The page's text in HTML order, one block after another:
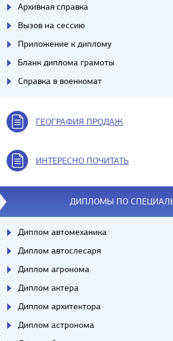
Архивная справка
Вызов на сессию
Приложение к диплому
Бланк диплома грамоты
Справка в военкомат
ГЕОГРАФИЯ ПРОДАЖ
ИНТЕРЕСНО ПОЧИТАТЬ
ДИПЛОМЫ ПО
Диплом автомеханика
Диплом автослесаря
Диплом агронома
Диплом актера
Диплом архитектора
Диплом астронома